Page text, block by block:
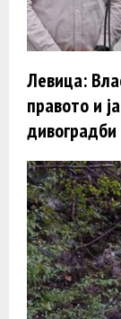
Левица:
правото и
дивоградби